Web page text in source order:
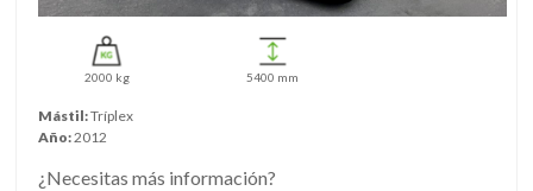
2000 kg 5400 mm
Mástil:Tríplex
Año:2012
¿Necesitas más información?